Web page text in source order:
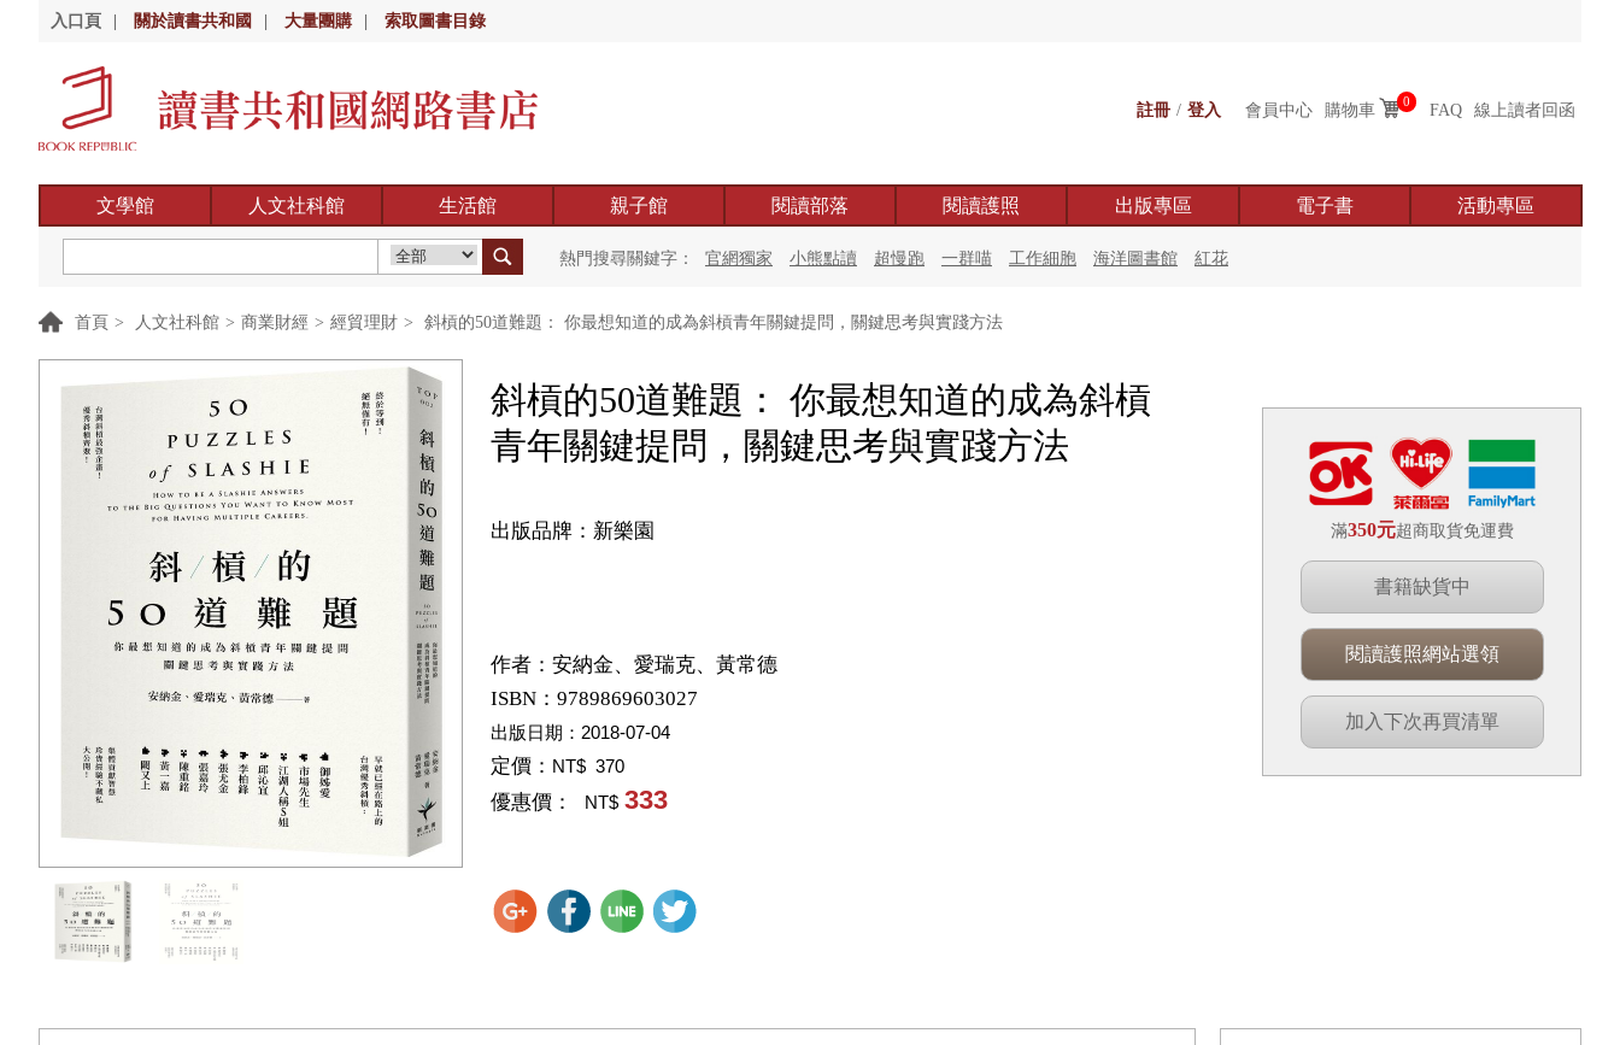
入口頁 關於讀書共和國 大量團購 索取圖書目錄
註冊 / 登入 會員中心 購物車 0 FAQ 線上讀者回函
文學館 人文社科館 生活館 親子館 閱讀部落 閱讀護照 出版專區 電子書 活動專區
熱門搜尋關鍵字： 官網獨家 小熊點讀 超慢跑 一群喵 工作細胞 海洋圖書館 紅花
首頁 > 人文社科館 > 商業財經 > 經貿理財 > 斜槓的50道難題： 你最想知道的成為斜槓青年關鍵提問，關鍵思考與實踐方法
斜槓的50道難題： 你最想知道的成為斜槓
青年關鍵提問，關鍵思考與實踐方法
出版品牌：新樂園
作者： 安納金、愛瑞克、黃常德
ISBN：9789869603027
出版日期： 2018-07-04
定價： NT$ 370
優惠價： NT$ 333
滿350元超商取貨免運費
書籍缺貨中
閱讀護照網站選領
加入下次再買清單